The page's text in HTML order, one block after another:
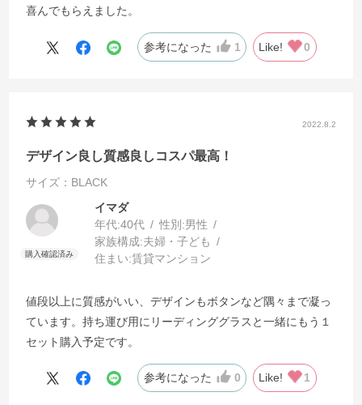
喜んでもらえました。
参考になった 1 Like! 0
2022.8.2
デザイン良し質感良しコスパ最高！
サイズ：BLACK
イマダ
年代:40代 性別:男性
家族構成:夫婦・子ども
住まい:賃貸マンション
値段以上に質感がいい、デザインもボタンなど隅々まで凝っ
ています。持ち運び用にリーディンググラスと一緒にもう１
セット購入予定です。
参考になった 0 Like! 1